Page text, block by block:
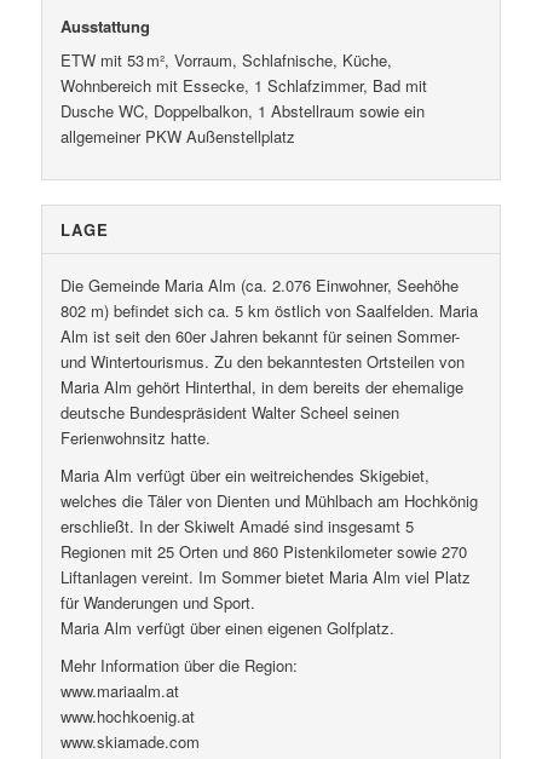
Ausstattung
ETW mit 53 m², Vorraum, Schlafnische, Küche,
Wohnbereich mit Essecke, 1 Schlafzimmer, Bad mit
Dusche WC, Doppelbalkon, 1 Abstellraum sowie ein
allgemeiner PKW Außenstellplatz
LAGE
Die Gemeinde Maria Alm (ca. 2.076 Einwohner, Seehöhe
802 m) befindet sich ca. 5 km östlich von Saalfelden. Maria
Alm ist seit den 60er Jahren bekannt für seinen Sommer-
und Wintertourismus. Zu den bekanntesten Ortsteilen von
Maria Alm gehört Hinterthal, in dem bereits der ehemalige
deutsche Bundespräsident Walter Scheel seinen
Ferienwohnsitz hatte.
Maria Alm verfügt über ein weitreichendes Skigebiet,
welches die Täler von Dienten und Mühlbach am Hochkönig
erschließt. In der Skiwelt Amadé sind insgesamt 5
Regionen mit 25 Orten und 860 Pistenkilometer sowie 270
Liftanlagen vereint. Im Sommer bietet Maria Alm viel Platz
für Wanderungen und Sport.
Maria Alm verfügt über einen eigenen Golfplatz.
Mehr Information über die Region:
www.mariaalm.at
www.hochkoenig.at
www.skiamade.com